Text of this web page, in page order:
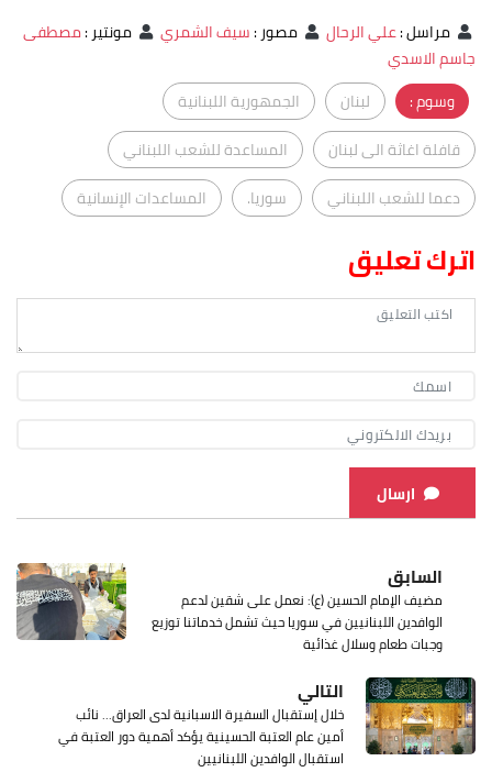
مراسل:علي الرحال مصور:سيف الشمري مونتير:مصطفى
جاسم الاسدي
وسوم :
لبنان
الجمهورية اللبنانية
قافلة اغاثة الى لبنان
المساعدة للشعب اللبناني
دعما للشعب اللبناني
سوريا. المساعدات الإنسانية
اترك تعليق
ارسال
السابق
مضيف الإمام الحسين (ع): نعمل على شقين لدعم
الوافدين اللبنانيين في سوريا حيث تشمل خدماتنا توزيع
وجبات طعام وسلال غذائية
التالي
خلال إستقبال السفيرة الاسبانية لدى العراق... نائب
أمين عام العتبة الحسينية يؤكد أهمية دور العتبة في
استقبال الوافدين اللبنانيين